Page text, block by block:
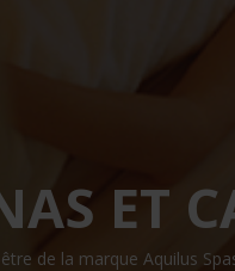
ET
de la marque Aquilus